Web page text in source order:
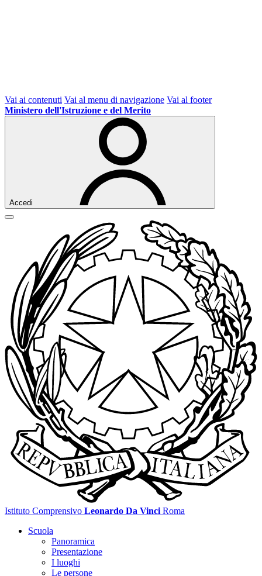
Vai ai contenuti Vai al menu di navigazione Vai al footer
Ministero dell'Istruzione e del Merito
Accedi
Istituto Comprensivo Leonardo Da Vinci Roma
Scuola
Panoramica
Presentazione
I luoghi
Le persone